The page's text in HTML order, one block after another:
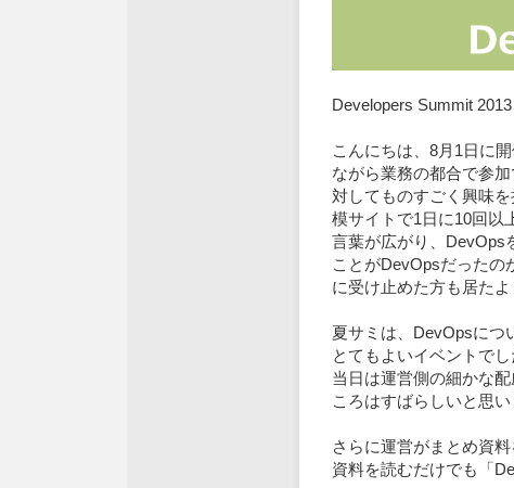
Developers Summit
こんにちは、8月1日に
ながら業務の都合で参
対してものすごく興味
模サイトで1日に10回以
言葉が広がり、DevOps
ことがDevOpsだった
に受け止めた方も居たよ
夏サミは、DevOpsにつ
とてもよいイベントでし
当日は運営側の細かな
ころはすばらしいと思い
さらに運営がまとめ資
資料を読むだけでも「